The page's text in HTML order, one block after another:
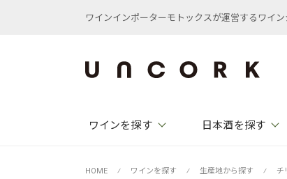
ワインインポーターモトックスが運営するワイ
ワインを探す 日本酒を探す
HOME ⁄ ワインを探す ⁄ 生産地から探す ⁄ チ